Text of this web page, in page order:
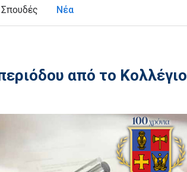
Σπουδές Νέα
από το Κολλέγιο